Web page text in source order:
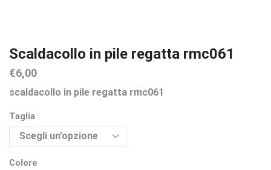
Scaldacollo in pile regatta rmc061
€6,00
scaldacollo in pile regatta rmc061
Taglia
Colore